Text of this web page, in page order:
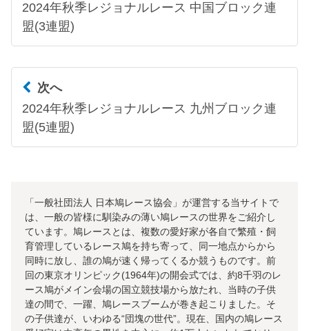
2024年秋季レジョナルレース 中国ブロック連
盟(3連盟)
次へ
2024年秋季レジョナルレース 九州ブロック連
盟(5連盟)
「一般社団法人 日本鳩レース協会」が運営する当サイトで
は、一般の皆様に馴染みの薄い鳩レースの世界をご紹介し
ています。鳩レースとは、複数の愛好家が各自で繁殖・飼
育管理しているレース鳩を持ち寄って、同一地点からから
同時に放し、誰の鳩が速く帰ってくるか競うものです。前
回の東京オリンピック(1964年)の開会式では、約8千羽のレ
ース鳩がメイン会場の国立競技場から放たれ、当時の子供
達の間で、一躍、鳩レースブームが巻き起こりました。そ
の子供達が、いわゆる“団塊の世代”。現在、国内の鳩レース